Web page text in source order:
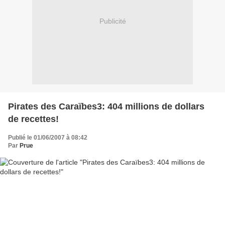
Publicité
Pirates des Caraïbes3: 404 millions de dollars
de recettes!
Publié le 01/06/2007 à 08:42
Par Prue